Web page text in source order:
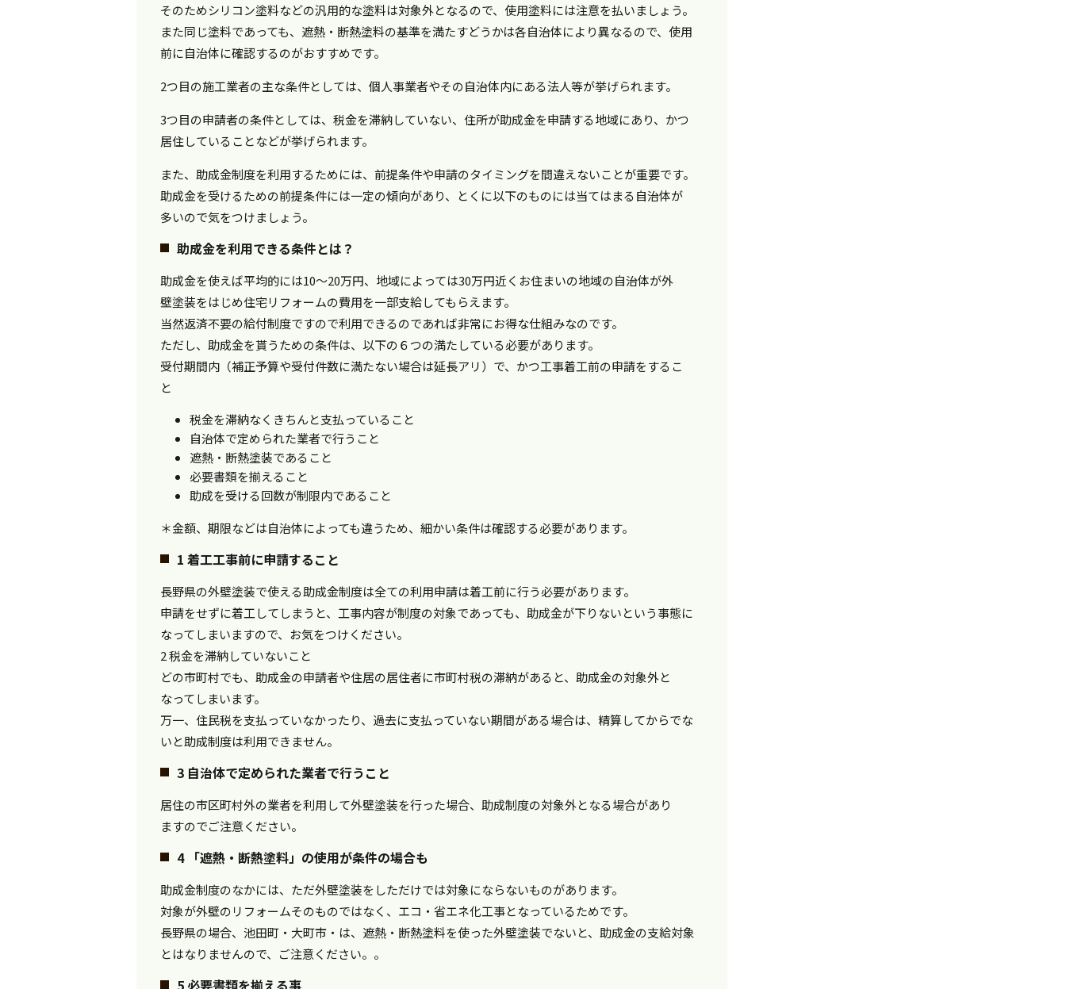
そのためシリコン塗料などの汎用的な塗料は対象外となるので、使用塗料には注意を払いましょう。
また同じ塗料であっても、遮熱・断熱塗料の基準を満たすどうかは各自治体により異なるので、使用
前に自治体に確認するのがおすすめです。
2つ目の施工業者の主な条件としては、個人事業者やその自治体内にある法人等が挙げられます。
3つ目の申請者の条件としては、税金を滞納していない、住所が助成金を申請する地域にあり、かつ
居住していることなどが挙げられます。
また、助成金制度を利用するためには、前提条件や申請のタイミングを間違えないことが重要です。
助成金を受けるための前提条件には一定の傾向があり、とくに以下のものには当てはまる自治体が
多いので気をつけましょう。
助成金を利用できる条件とは？
助成金を使えば平均的には10～20万円、地域によっては30万円近くお住まいの地域の自治体が外
壁塗装をはじめ住宅リフォームの費用を一部支給してもらえます。
当然返済不要の給付制度ですので利用できるのであれば非常にお得な仕組みなのです。
ただし、助成金を貰うための条件は、以下の６つの満たしている必要があります。
受付期間内（補正予算や受付件数に満たない場合は延長アリ）で、かつ工事着工前の申請をするこ
と
税金を滞納なくきちんと支払っていること
自治体で定められた業者で行うこと
遮熱・断熱塗装であること
必要書類を揃えること
助成を受ける回数が制限内であること
＊金額、期限などは自治体によっても違うため、細かい条件は確認する必要があります。
1 着工工事前に申請すること
長野県の外壁塗装で使える助成金制度は全ての利用申請は着工前に行う必要があります。
申請をせずに着工してしまうと、工事内容が制度の対象であっても、助成金が下りないという事態に
なってしまいますので、お気をつけください。
2 税金を滞納していないこと
どの市町村でも、助成金の申請者や住居の居住者に市町村税の滞納があると、助成金の対象外と
なってしまいます。
万一、住民税を支払っていなかったり、過去に支払っていない期間がある場合は、精算してからでな
いと助成制度は利用できません。
3 自治体で定められた業者で行うこと
居住の市区町村外の業者を利用して外壁塗装を行った場合、助成制度の対象外となる場合があり
ますのでご注意ください。
4 「遮熱・断熱塗料」の使用が条件の場合も
助成金制度のなかには、ただ外壁塗装をしただけでは対象にならないものがあります。
対象が外壁のリフォームそのものではなく、エコ・省エネ化工事となっているためです。
長野県の場合、池田町・大町市・は、遮熱・断熱塗料を使った外壁塗装でないと、助成金の支給対象
とはなりませんので、ご注意ください。。
5 必要書類を揃える事